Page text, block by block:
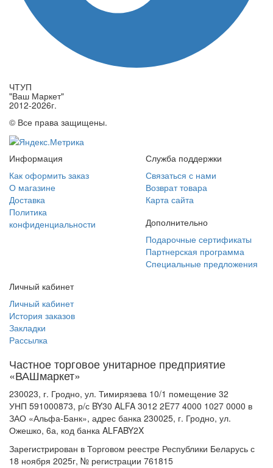
ЧТУП
"Ваш Маркет"
2012-2026г.
© Все права защищены.
Информация
Как оформить заказ
О магазине
Доставка
Политика
конфиденциальности
Служба поддержки
Связаться с нами
Возврат товара
Карта сайта
Дополнительно
Подарочные сертификаты
Партнерская программа
Специальные предложения
Личный кабинет
Личный кабинет
История заказов
Закладки
Рассылка
Частное торговое унитарное предприятие
«ВАШмаркет»
230023, г. Гродно, ул. Тимирязева 10/1 помещение 32
УНП 591000873, р/с BY30 ALFA 3012 2E77 4000 1027 0000 в
ЗАО «Альфа-Банк», адрес банка 230025, г. Гродно, ул.
Ожешко, 6а, код банка ALFABY2X
Зарегистрирован в Торговом реестре Республики Беларусь с
18 ноября 2025г, № регистрации 761815